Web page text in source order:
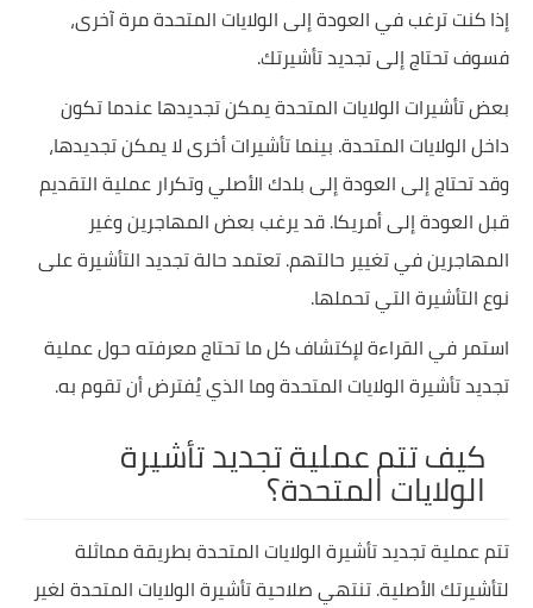
إذا كنت ترغب في العودة إلى الولايات المتحدة مرة آخرى،
فسوف تحتاج إلى تجديد تأشيرتك.
بعض تأشيرات الولايات المتحدة يمكن تجديدها عندما تكون
داخل الولايات المتحدة. بينما تأشيرات أخرى لا يمكن تجديدها،
وقد تحتاج إلى العودة إلى بلدك الأصلي وتكرار عملية التقديم
قبل العودة إلى أمريكا. قد يرغب بعض المهاجرين وغير
المهاجرين في تغيير حالتهم. تعتمد حالة تجديد التأشيرة على
نوع التأشيرة التي تحملها.
استمر في القراءة لإكتشاف كل ما تحتاج معرفته حول عملية
تجديد تأشيرة الولايات المتحدة وما الذي يُفترض أن تقوم به.
كيف تتم عملية تجديد تأشيرة
الولايات المتحدة؟
تتم عملية تجديد تأشيرة الولايات المتحدة بطريقة مماثلة
لتأشيرتك الأصلية. تنتهي صلاحية تأشيرة الولايات المتحدة لغير